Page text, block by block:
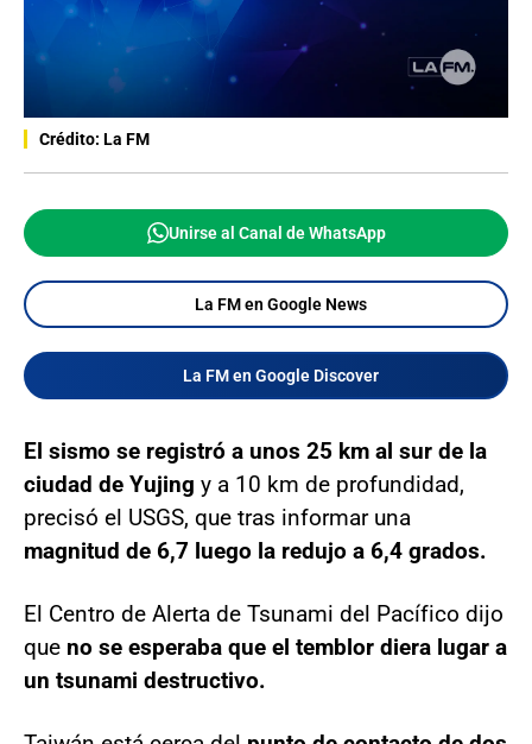
Crédito: La FM
Unirse al Canal de WhatsApp
La FM en Google News
La FM en Google Discover
El sismo se registró a unos 25 km al sur de la
ciudad de Yujing y a 10 km de profundidad,
precisó el USGS, que tras informar una
magnitud de 6,7 luego la redujo a 6,4 grados.
El Centro de Alerta de Tsunami del Pacífico dijo
que no se esperaba que el temblor diera lugar a
un tsunami destructivo.